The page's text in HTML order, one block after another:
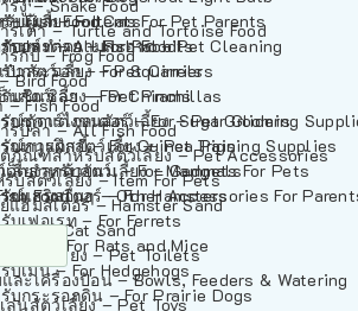
รงู – Snake Food
รเต่า – Turtle and Tortoise Food
รกบ – Frog Food
Bird Food
– Fish Food
รปลา – All Fish Food
ภัณฑ์สำหรับสัตว์เลี้ยง – Pet Accessories
บสัตว์เลี้ยง – Item For Pets
แฮมสเตอร์ – Hamster Sand
แมว – Cat Sand
น้ำสัตว์เลี้ยง – Pet Toilets
ละเครื่องป้อน – Bowls, Feeders & Watering
ล่นสัตว์เลี้ยง – Pet Toys
– Fish Food
รปลา – All Fish Food
บผู้เลี้ยง – Items For Pet Parents
ณฑ์ทำความสะอาด – Pet Cleaning
ป๋าสัตว์เลี้ยง – Pet Carriers
นสัตว์เลี้ยง – Pet Prams
ณ์ตัดแต่งขนสัตว์เลี้ยง – Pet Grooming
ณ์การฝึกสัตว์เลี้ยง – Pet Training Supplies
จ็ตสำหรับสัตว์เลี้ยง – Gadgets For Pets
ณ์เสริมอื่นๆ – Other Accessories For
บแมว – For Cats
บกระต่าย – For Rabbits
บกระรอก – For Squirrels
บชินชิล่า – For Chinchillas
บชูการ์ไกลเดอร์ – For Sugar Gliders
บหนูแกสบี้ – For Guinea Pigs
ลี้ยงลูกด้วยนม – For Mammals
บแฮมสเตอร์ – For Hamsters
บเฟอเรท – For Ferrets
รับหนู – For Rats and Mice
บเม่น – For Hedgehogs
บกระรอกดิน – For Prairie Dogs
Food